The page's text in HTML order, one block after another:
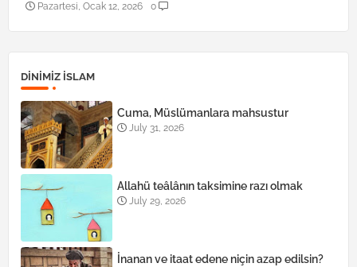
Pazartesi, Ocak 12, 2026 0
DINIMIZ ISLAM
Cuma, Müslümanlara mahsustur
July 31, 2026
Allahü teâlânın taksimine razı olmak
July 29, 2026
İnanan ve itaat edene niçin azap edilsin?